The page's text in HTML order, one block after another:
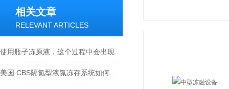
相关文章
RELEVANT ARTICLES